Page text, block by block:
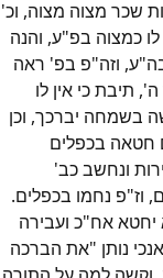
שכר מצוה מצוה, וכ'
כמצוה בפ"ע, והנה
וזה"פ בפ' ראה
תיבת כי אין לו
בשמחה יברכך, וכן
חטאה בכפלים
ונחשב כב'
וז"פ נחמו בכפלים.
אח"כ ועבירה
נותן "את הברכה